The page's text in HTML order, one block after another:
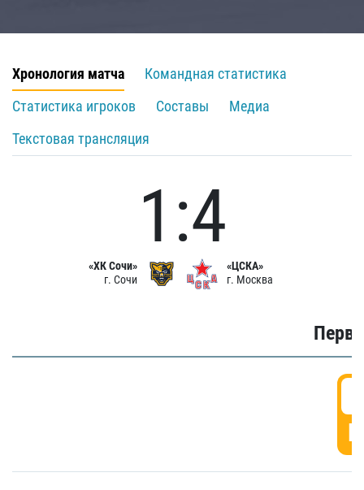
Хронология матча
Командная статистика
Статистика игроков
Составы
Медиа
Текстовая трансляция
«ХК Сочи»
г. Сочи
1:4
«ЦСКА»
г. Москва